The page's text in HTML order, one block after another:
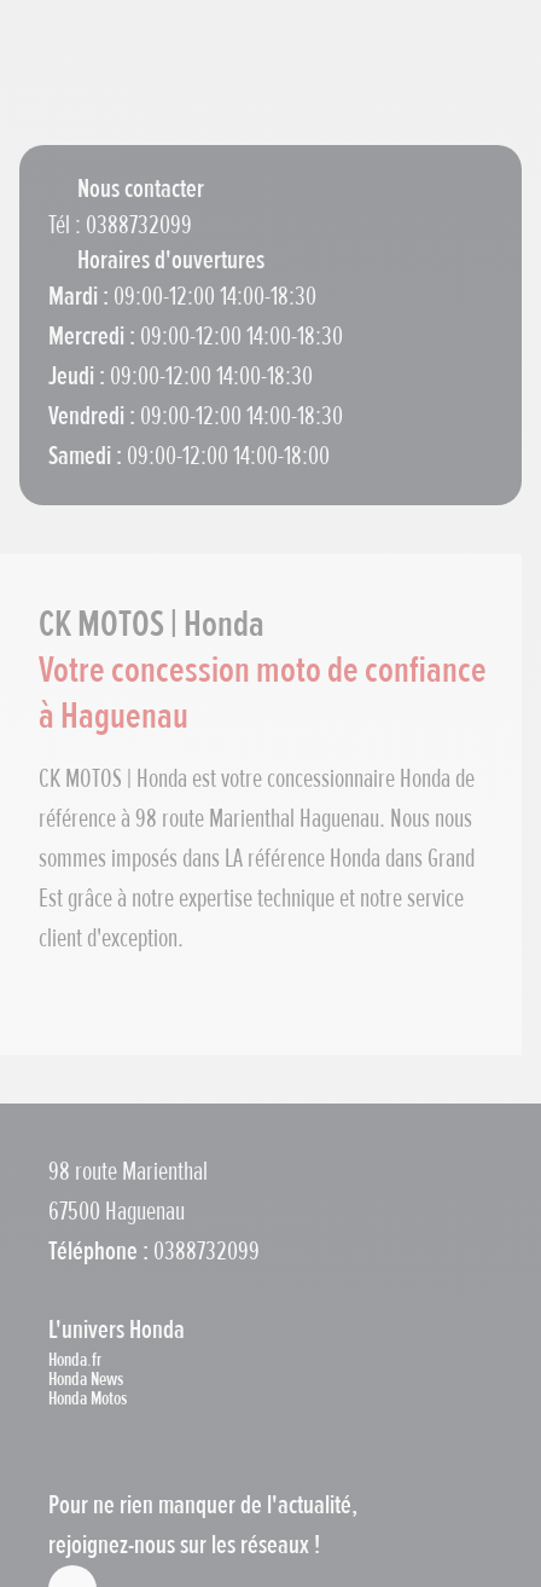
CK MOTOS | Honda
Nous contacter
Tél : 0388732099
Horaires d'ouvertures
Mardi : 09:00-12:00 14:00-18:30
Mercredi : 09:00-12:00 14:00-18:30
Jeudi : 09:00-12:00 14:00-18:30
Vendredi : 09:00-12:00 14:00-18:30
Samedi : 09:00-12:00 14:00-18:00
CK MOTOS | Honda
Votre concession moto de confiance
à Haguenau
CK MOTOS | Honda est votre concessionnaire Honda de
référence à 98 route Marienthal Haguenau. Nous nous
sommes imposés dans LA référence Honda dans Grand
Est grâce à notre expertise technique et notre service
client d'exception.
98 route Marienthal
67500 Haguenau
Téléphone : 0388732099
L'univers Honda
Honda.fr
Honda News
Honda Motos
Pour ne rien manquer de l'actualité,
rejoignez-nous sur les réseaux !